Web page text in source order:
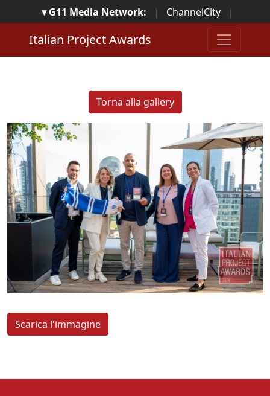
▾ G11 Media Network: | ChannelCity
|
ImpresaCity | SecurityOpenLab | Italian Channel
Awards | Italian Project Awards
Italian Security
Awards | ...
Italian Project Awards
Torna alla gallery
Scarica l'immagine